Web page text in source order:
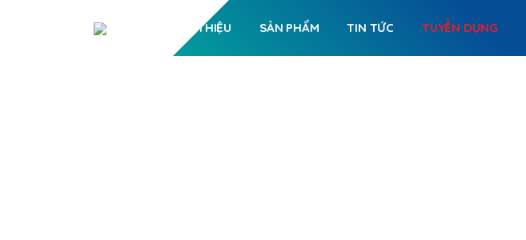
GIỚI THIỆU SẢN PHẨM TIN TỨC TUYỂN DỤNG